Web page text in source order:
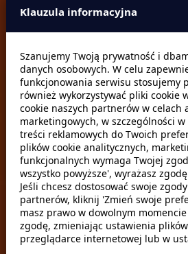
Data odbioru
Data zwrotu
Szukaj
zwróć w innym miejscu
Klauzula informacyjna
Szanujemy Twoją prywatność i
danych osobowych. W celu
funkcjonowania serwisu stosujemy
również wykorzystywać pliki cookie
cookie naszych partnerów w celach
marketingowych, w szczególności
treści reklamowych do Twoich
plików cookie analitycznych,
funkcjonalnych wymaga Twojej
wszystko powyższe', wyrażasz
Jeśli chcesz dostosować swoje
partnerów, kliknij 'Zmień swoje
masz prawo w dowolnym
zgodę, zmieniając ustawienia
przeglądarce internetowej lub w